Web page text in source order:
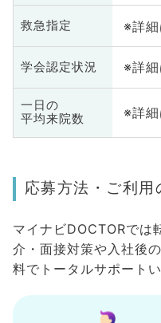
救急指定 ※詳
学会認定状況 ※詳
一日の
平均来院数
※詳
応募方法・ご利用
マイナビDOCTORでは
介・面接対策や入社後
料でトータルサポートい